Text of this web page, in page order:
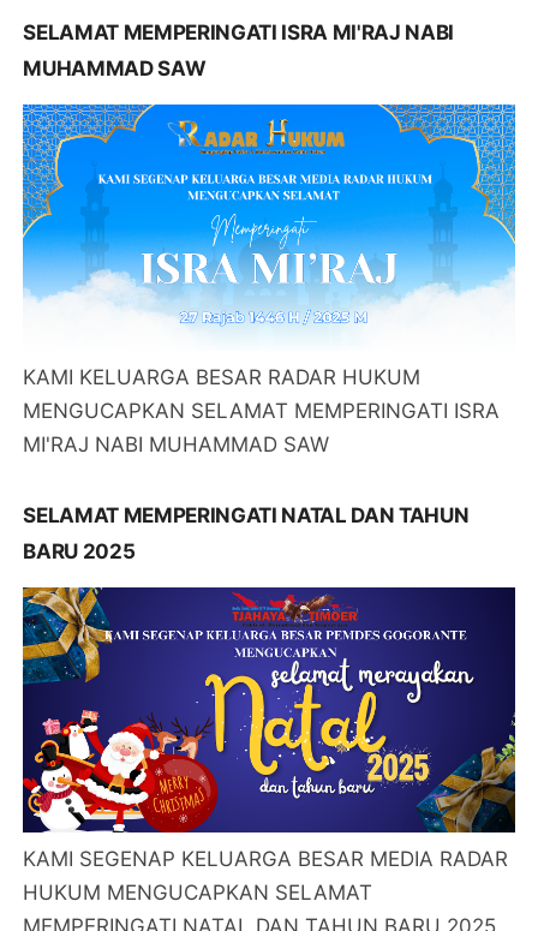
SELAMAT MEMPERINGATI ISRA MI'RAJ NABI
MUHAMMAD SAW
KAMI KELUARGA BESAR RADAR HUKUM
MENGUCAPKAN SELAMAT MEMPERINGATI ISRA
MI'RAJ NABI MUHAMMAD SAW
SELAMAT MEMPERINGATI NATAL DAN TAHUN
BARU 2025
KAMI SEGENAP KELUARGA BESAR MEDIA RADAR
HUKUM MENGUCAPKAN SELAMAT